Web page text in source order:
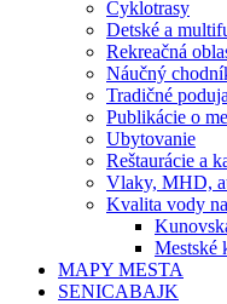
Cyklotrasy
Detské a
Rekreačná
Náučný
Tradičné
Publikácie o
Ubytovanie
Reštaurácie a
Vlaky, MHD,
Kvalita vody
Mestské
MAPY MESTA
SENICABAJK